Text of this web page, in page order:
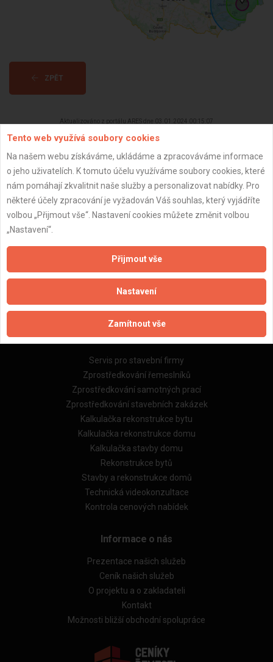
ZPĚT
Aktualizováno z portálu ARES dne 03.01.2024 00:15:07
Důležité informace
Naše firmy a řemeslníci
Zásady pro používání souborů cookie
Obchodní podmínky (zprostředkování)
Obchodní podmínky (rozpočtování)
Reference
Naše excelové tabulky online
Naše služby
Servis pro stavební firmy
Zprostředkování řemeslníků
Zprostředkování samotných prací
Zprostředkování stavebních zakázek
Kalkulačka rekonstrukce bytu
Kalkulačka rekonstrukce domu
Kalkulačka stavby domu
Rekonstrukce bytů
Stavby a rekonstrukce domů
Technická videokonzultace
Kontrola cenových nabídek
Informace o nás
Prezentace našich služeb
Ceník našich služeb
O projektu a o zakladateli
Kontakt
Možnosti bližší obchodní spolupráce
Tento web využívá soubory cookies
Na našem webu získáváme, ukládáme a zpracováváme informace
o jeho uživatelích. K tomuto účelu využíváme soubory cookies, které
nám pomáhají zkvalitnit naše služby a personalizovat nabídky. Pro
některé účely zpracování je vyžadován Váš souhlas, který vyjádříte
volbou „Přijmout vše“. Nastavení cookies můžete změnit volbou
„Nastavení“.
Přijmout vše
Nastavení
Zamítnout vše